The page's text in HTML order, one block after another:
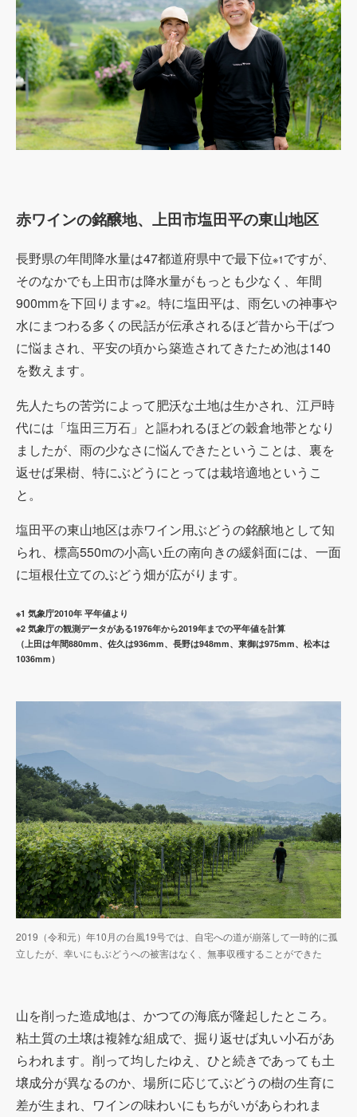
赤ワインの銘醸地、上田市塩田平の東山地区
長野県の年間降水量は47都道府県中で最下位※1ですが、
そのなかでも上田市は降水量がもっとも少なく、年間
900mmを下回ります※2。特に塩田平は、雨乞いの神事や
水にまつわる多くの民話が伝承されるほど昔から干ばつ
に悩まされ、平安の頃から築造されてきたため池は140
を数えます。
先人たちの苦労によって肥沃な土地は生かされ、江戸時
代には「塩田三万石」と謳われるほどの穀倉地帯となり
ましたが、雨の少なさに悩んできたということは、裏を
返せば果樹、特にぶどうにとっては栽培適地というこ
と。
塩田平の東山地区は赤ワイン用ぶどうの銘醸地として知
られ、標高550mの小高い丘の南向きの緩斜面には、一面
に垣根仕立てのぶどう畑が広がります。
※1 気象庁2010年 平年値より
※2 気象庁の観測データがある1976年から2019年までの平年値を計算
（上田は年間880mm、佐久は936mm、長野は948mm、東御は975mm、松本は
1036mm）
2019（令和元）年10月の台風19号では、自宅への道が崩落して一時的に孤
立したが、幸いにもぶどうへの被害はなく、無事収穫することができた
山を削った造成地は、かつての海底が隆起したところ。
粘土質の土壌は複雑な組成で、掘り返せば丸い小石があ
らわれます。削って均したゆえ、ひと続きであっても土
壌成分が異なるのか、場所に応じてぶどうの樹の生育に
差が生まれ、ワインの味わいにもちがいがあらわれま